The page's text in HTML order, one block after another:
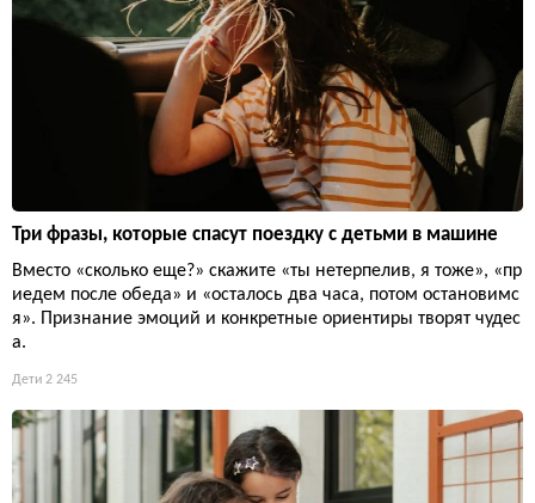
Три фразы, которые спасут поездку с детьми в машине
Вместо «сколько еще?» скажите «ты нетерпелив, я тоже», «пр
иедем после обеда» и «осталось два часа, потом остановимс
я». Признание эмоций и конкретные ориентиры творят чудес
а.
Дети 2 245